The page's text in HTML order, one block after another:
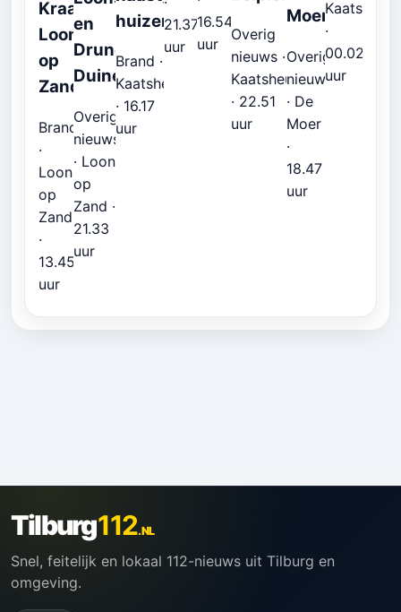
Kraanven
Loon
op
Zand
Brand
·
Loon
op
Zand
·
13.45
uur
en
Drunense
Duinen
Overig
nieuws
· Loon
op
Zand ·
21.33
uur
huizen
Brand ·
Kaatsheuvel
· 16.17
uur
21.37
uur
16.54
uur
Overig
nieuws ·
Kaatsheuvel
· 22.51
uur
Moer
Overig
nieuws
· De
Moer
·
18.47
uur
·
00.02
uur
Tilburg112.NL
Snel, feitelijk en lokaal 112-nieuws uit Tilburg en
omgeving.